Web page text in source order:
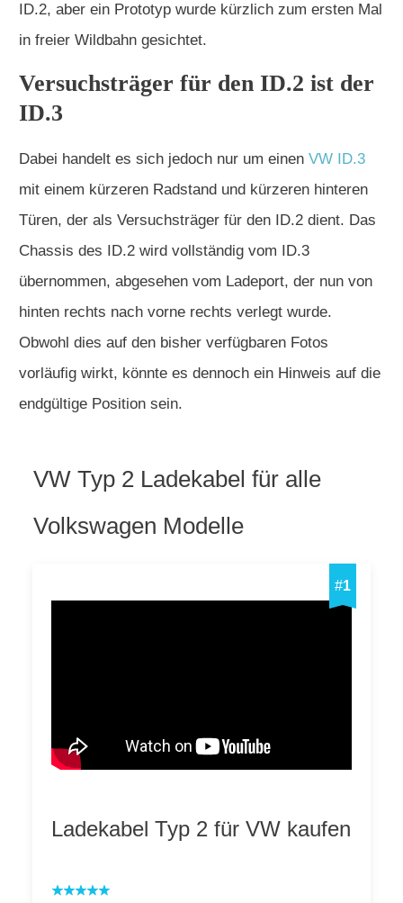
ID.2, aber ein Prototyp wurde kürzlich zum ersten Mal
in freier Wildbahn gesichtet.
Versuchsträger für den ID.2 ist der
ID.3
Dabei handelt es sich jedoch nur um einen VW ID.3
mit einem kürzeren Radstand und kürzeren hinteren
Türen, der als Versuchsträger für den ID.2 dient. Das
Chassis des ID.2 wird vollständig vom ID.3
übernommen, abgesehen vom Ladeport, der nun von
hinten rechts nach vorne rechts verlegt wurde.
Obwohl dies auf den bisher verfügbaren Fotos
vorläufig wirkt, könnte es dennoch ein Hinweis auf die
endgültige Position sein.
VW Typ 2 Ladekabel für alle
Volkswagen Modelle
#1
Ladekabel Typ 2 für VW kaufen